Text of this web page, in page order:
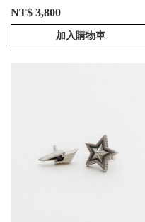
NT$ 3,800
加入購物車